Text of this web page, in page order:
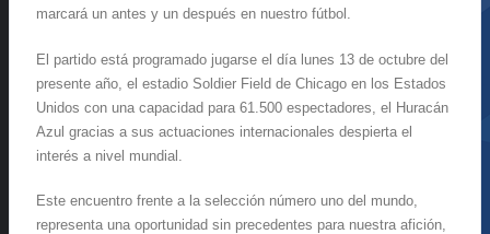
marcará un antes y un después en nuestro fútbol.
El partido está programado jugarse el día lunes 13 de octubre del
presente año, el estadio Soldier Field de Chicago en los Estados
Unidos con una capacidad para 61.500 espectadores, el Huracán
Azul gracias a sus actuaciones internacionales despierta el
interés a nivel mundial.
Este encuentro frente a la selección número uno del mundo,
representa una oportunidad sin precedentes para nuestra afición,